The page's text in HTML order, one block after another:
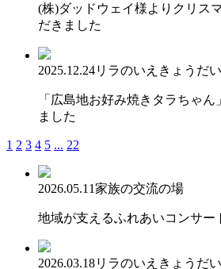
(株)ダッドウェイ様よりクリス
だきました
2025.12.24リラのいえ きょうだ
「広島地お好み焼きタラちゃ
ました
1 2 3 4 5 ... 22
2026.05.11家族の交流の場
地域が支えるふれあいコンサー
2026.03.18リラのいえ きょうだ